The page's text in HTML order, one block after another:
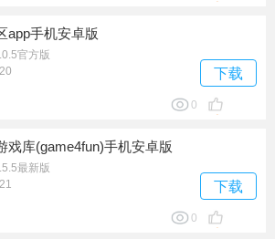
app手机安卓版
官方版
下载
0
戏库(game4fun)手机安卓版
最新版
下载
0